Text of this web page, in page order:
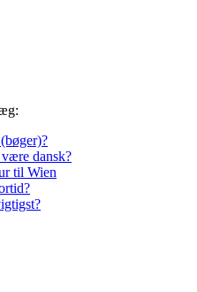
dansk?
til Wien